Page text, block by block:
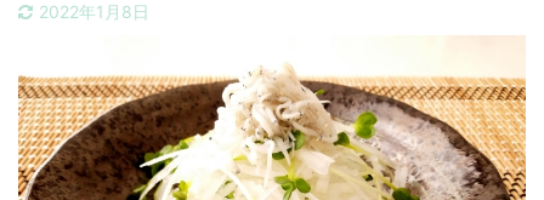
2022年1月8日